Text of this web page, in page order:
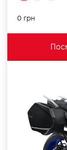
0 грн